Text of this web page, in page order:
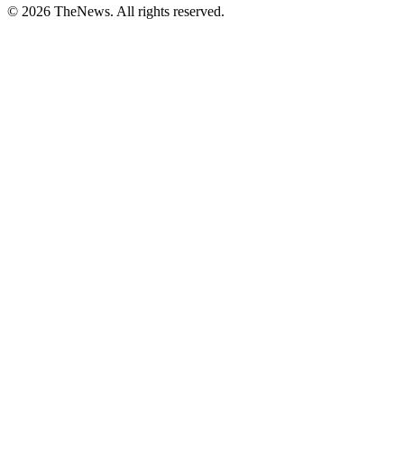
© 2026 TheNews. All rights reserved.